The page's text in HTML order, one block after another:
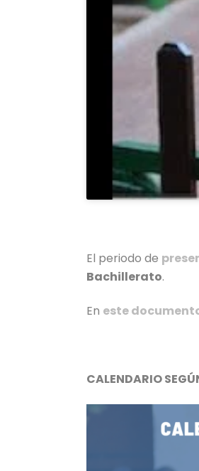
El periodo de
Bachillerato.
En este
CALENDARIO